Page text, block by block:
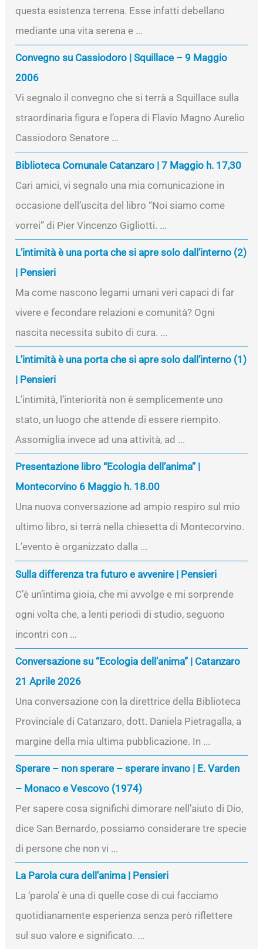
questa esistenza terrena. Esse infatti debellano
mediante una vita serena e ...
Convegno su Cassiodoro | Squillace – 9 Maggio
2006
Vi segnalo il convegno che si terrà a Squillace sulla
straordinaria figura e l’opera di Flavio Magno Aurelio
Cassiodoro Senatore ...
Biblioteca Comunale Catanzaro | 7 Maggio h. 17,30
Cari amici, vi segnalo una mia comunicazione in
occasione dell’uscita del libro “Noi siamo come
vorrei” di Pier Vincenzo Gigliotti. ...
L’intimità è una porta che si apre solo dall’interno (2)
| Pensieri
Ma come nascono legami umani veri capaci di far
vivere e fecondare relazioni e comunità? Ogni
nascita necessita subito di cura. ...
L’intimità è una porta che si apre solo dall’interno (1)
| Pensieri
L’intimità, l’interiorità non è semplicemente uno
stato, un luogo che attende di essere riempito.
Assomiglia invece ad una attività, ad ...
Presentazione libro “Ecologia dell’anima” |
Montecorvino 6 Maggio h. 18.00
Una nuova conversazione ad ampio respiro sul mio
ultimo libro, si terrà nella chiesetta di Montecorvino.
L’evento è organizzato dalla ...
Sulla differenza tra futuro e avvenire | Pensieri
C’è un’intima gioia, che mi avvolge e mi sorprende
ogni volta che, a lenti periodi di studio, seguono
incontri con ...
Conversazione su “Ecologia dell’anima” | Catanzaro
21 Aprile 2026
Una conversazione con la direttrice della Biblioteca
Provinciale di Catanzaro, dott. Daniela Pietragalla, a
margine della mia ultima pubblicazione. In ...
Sperare – non sperare – sperare invano | E. Varden
– Monaco e Vescovo (1974)
Per sapere cosa significhi dimorare nell’aiuto di Dio,
dice San Bernardo, possiamo considerare tre specie
di persone che non vi ...
La Parola cura dell’anima | Pensieri
La ‘parola’ è una di quelle cose di cui facciamo
quotidianamente esperienza senza però riflettere
sul suo valore e significato. ...